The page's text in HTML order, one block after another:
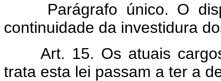
Parágrafo único. O
continuidade da investidura
Art. 15. Os atuais
trata esta lei passam a ter a